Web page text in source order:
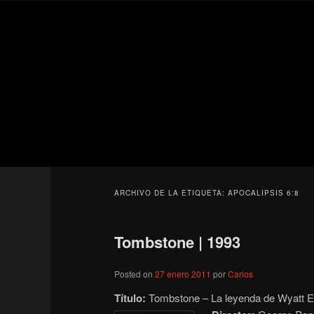
ARCHIVO DE LA ETIQUETA:APOCALIPSIS 6:8
Tombstone | 1993
Posted on27 enero 2011 porCarlos
Título: Tombstone – La leyenda de Wyatt